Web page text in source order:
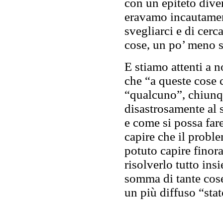
con un epiteto
eravamo
svegliarci e di
cose, un po’ meno
E stiamo attenti a
che “a queste
“qualcuno”,
disastrosamente
e come si possa
capire che il
potuto capire
risolverlo tutto
somma di tante
un più diffuso